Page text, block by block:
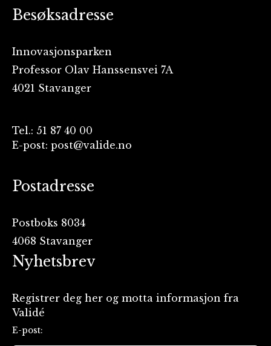
Besøksadresse
Innovasjonsparken
Professor Olav Hanssensvei 7A
4021 Stavanger
Tel.: 51 87 40 00
E-post: post@valide.no
Postadresse
Postboks 8034
4068 Stavanger
Nyhetsbrev
Registrer deg her og motta informasjon fra
Validé
E-post: